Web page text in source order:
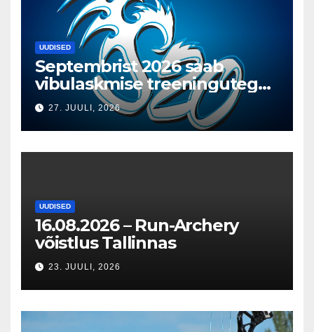
UUDISED
Septembrist 2026 saab
vibulaskmise treeningutega
T1 Vibuakadeemia saalis
alustada
27. JUULI, 2026
UUDISED
16.08.2026 – Run-Archery
võistlus Tallinnas
23. JUULI, 2026